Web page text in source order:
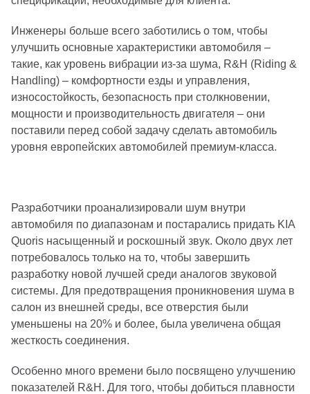
Инженеры больше всего заботились о том, чтобы
улучшить основные характеристики автомобиля –
такие, как уровень вибрации из-за шума, R&H (Riding &
Handling) – комфортности езды и управления,
износостойкость, безопасность при столкновении,
мощности и производительность двигателя – они
поставили перед собой задачу сделать автомобиль
уровня европейских автомобилей премиум-класса.
Разработчики проанализировали шум внутри
автомобиля по диапазонам и постарались придать KIA
Quoris насыщенный и роскошный звук. Около двух лет
потребовалось только на то, чтобы завершить
разработку новой лучшей среди аналогов звуковой
системы. Для предотвращения проникновения шума в
салон из внешней среды, все отверстия были
уменьшены на 20% и более, была увеличена общая
жесткость соединения.
Особенно много времени было посвящено улучшению
показателей R&H. Для того, чтобы добиться плавности